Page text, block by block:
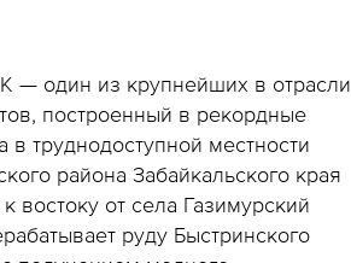
— один из крупнейших в отрасли
построенный в рекордные
в труднодоступной местности
района Забайкальского края
востоку от села Газимурский
руду Быстринского